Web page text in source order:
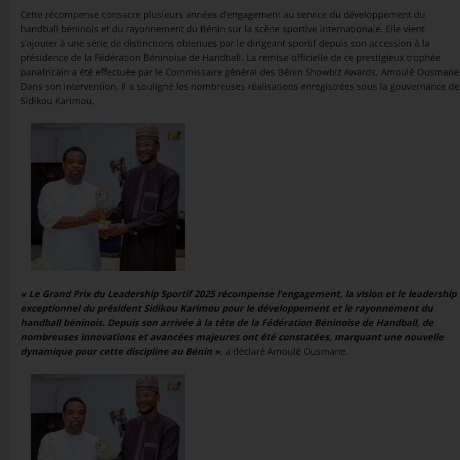
Cette récompense consacre plusieurs années d’engagement au service du développement du
handball béninois et du rayonnement du Bénin sur la scène sportive internationale. Elle vient
s’ajouter à une série de distinctions obtenues par le dirigeant sportif depuis son accession à la
présidence de la Fédération Béninoise de Handball. La remise officielle de ce prestigieux trophée
panafricain a été effectuée par le Commissaire général des Bénin Showbiz Awards, Amoulé
Dans son intervention, il a souligné les nombreuses réalisations enregistrées sous la gouvernance de
Sidikou Karimou.
« Le Grand Prix du Leadership Sportif 2025 récompense l’engagement, la vision et le leadership
exceptionnel du président Sidikou Karimou pour le développement et le rayonnement du
handball béninois. Depuis son arrivée à la tête de la Fédération Béninoise de Handball, de
nombreuses innovations et avancées majeures ont été constatées, marquant une nouvelle
dynamique pour cette discipline au Bénin », a déclaré Amoulé Ousmane.